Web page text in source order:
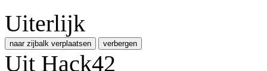
Uiterlijk
naar zijbalk verplaatsen verbergen
Uit Hack42